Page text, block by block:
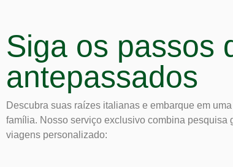
Siga os passos
antepassados
Descubra suas raízes italianas e embarque em
família. Nosso serviço exclusivo combina pesquisa
viagens personalizado: